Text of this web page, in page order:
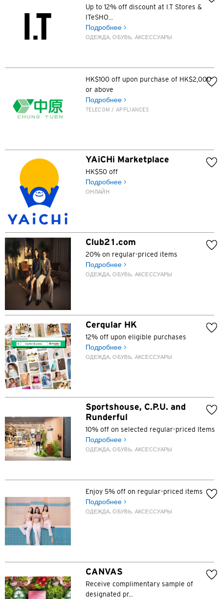
Up to 12% off discount at I.T Stores &
ITeSHO...
Подробнее >
ОДЕЖДА, ОБУВЬ, АКСЕССУАРЫ
HK$100 off upon purchase of HK$2,000
or above
Подробнее >
TELECOM / APPLIANCES
YAiCHi Marketplace
HK$50 off
Подробнее >
ОНЛАЙН
Club21.com
20% on regular-priced items
Подробнее >
ОДЕЖДА, ОБУВЬ, АКСЕССУАРЫ
Cerqular HK
12% off upon eligible purchases
Подробнее >
ОДЕЖДА, ОБУВЬ, АКСЕССУАРЫ
Sportshouse, C.P.U. and
Runderful
10% off on selected regular-priced Items
Подробнее >
ОДЕЖДА, ОБУВЬ, АКСЕССУАРЫ
Enjoy 5% off on regular-priced items
Подробнее >
ОДЕЖДА, ОБУВЬ, АКСЕССУАРЫ
CANVAS
Receive complimentary sample of
designated pr...